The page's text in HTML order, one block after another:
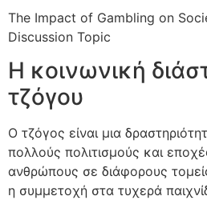
The Impact of Gambling on
Discussion Topic
Η κοινωνική
τζόγου
Ο τζόγος είναι μια
πολλούς πολιτισμούς και
ανθρώπους σε διάφορους
η συμμετοχή στα τυχερά